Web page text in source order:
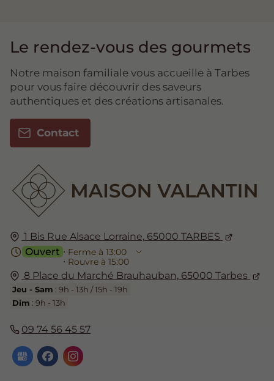
1 Bis Rue Alsace Lorraine, 65000 TARBES
Ouvert ⋅ Ferme à 13:00
⋅ Rouvre à 15:00
8 Place du Marché Brauhauban, 65000 Tarbes
Jeu - Sam : 9h - 13h / 15h - 19h
Dim : 9h - 13h
09 74 56 45 57
Le rendez-vous des gourmets
Notre maison familiale vous accueille à Tarbes
pour vous faire découvrir des saveurs
authentiques et des créations artisanales.
Contact